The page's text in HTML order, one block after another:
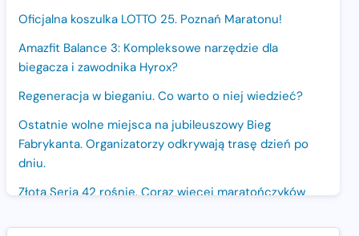
Oficjalna koszulka LOTTO 25. Poznań Maratonu!
Amazfit Balance 3: Kompleksowe narzędzie dla
biegacza i zawodnika Hyrox?
Regeneracja w bieganiu. Co warto o niej wiedzieć?
Ostatnie wolne miejsca na jubileuszowy Bieg
Fabrykanta. Organizatorzy odkrywają trasę dzień po
dniu.
Złota Seria 42 rośnie. Coraz więcej maratończyków
Polsce